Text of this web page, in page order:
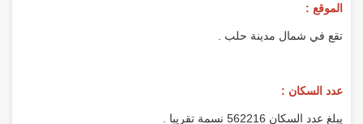
الموقع :
تقع في شمال مدينة حلب .
عدد السكان :
يبلغ عدد السكان 562216 نسمة تقريبا .